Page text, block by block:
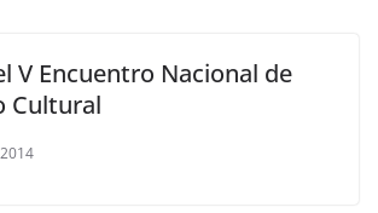
V Encuentro Nacional de
Cultural